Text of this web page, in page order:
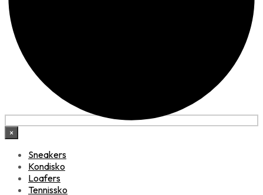
×
Sneakers
Kondisko
Loafers
Tennissko